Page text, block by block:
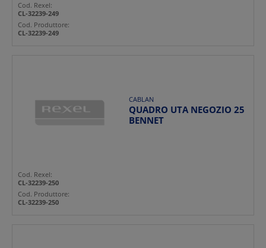
Cod. Rexel:
CL-32239-249
Cod. Produttore:
CL-32239-249
CABLAN
QUADRO UTA NEGOZIO 25
BENNET
Cod. Rexel:
CL-32239-250
Cod. Produttore:
CL-32239-250